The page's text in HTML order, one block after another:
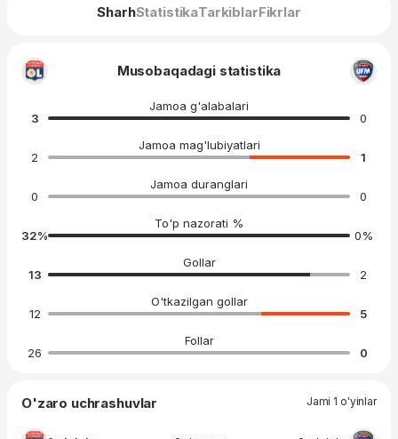
SharhStatistikaTarkiblarFikrlar
Musobaqadagi statistika
Jamoa g'alabalari
3
0
Jamoa mag'lubiyatlari
2
1
Jamoa duranglari
0
0
To'p nazorati %
32% 0%
Gollar
13
2
O'tkazilgan gollar
12
5
Follar
26
0
O'zaro uchrashuvlar Jami 1 o'yinlar